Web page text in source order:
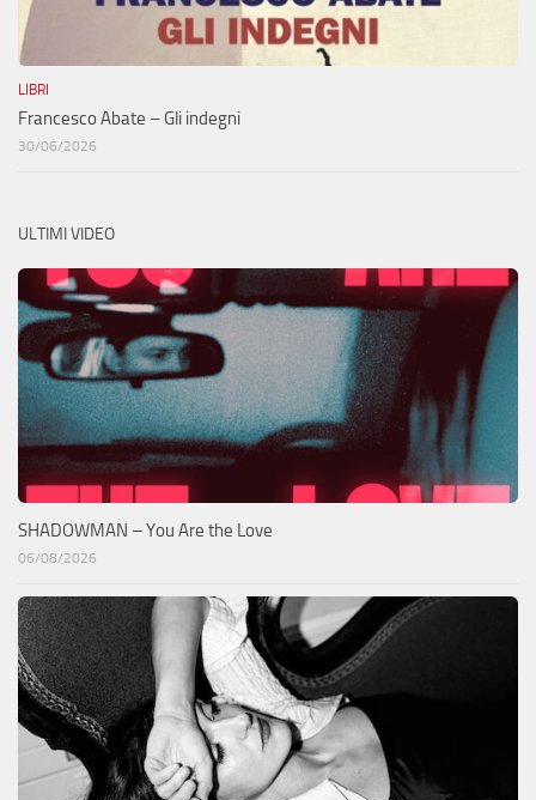
LIBRI
Francesco Abate – Gli indegni
30/06/2026
ULTIMI VIDEO
SHADOWMAN – You Are the Love
06/08/2026